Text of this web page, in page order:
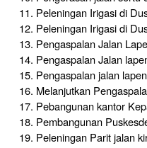
Peleningan Irigasi di
Peleningan Irigasi di
Pengaspalan Jalan
Pengaspalan Jalan
Pengaspalan jalan
Melanjutkan
Pebangunan kantor
Pembangunan
Peleningan Parit jalan